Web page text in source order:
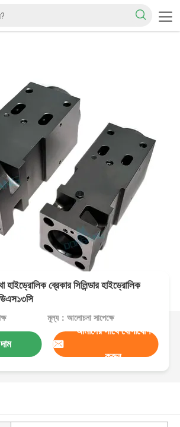
হাইড্রোলিক ব্রেকার সিলিন্ডার হাইড্রোলিক
ডিএস১৩সি
মূল্য：আলোচনা সাপেক্ষে
আমাদের সাথে যোগাযোগ
করুন